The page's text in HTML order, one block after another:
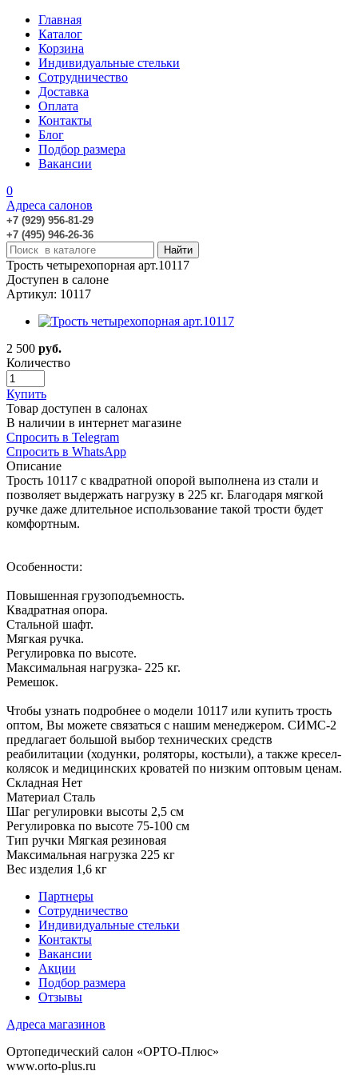
Главная
Каталог
Корзина
Индивидуальные стельки
Сотрудничество
Доставка
Оплата
Контакты
Блог
Подбор размера
Вакансии
0
Адреса салонов
+7 (929) 956-81-29
+7 (495) 946-26-36
Трость четырехопорная арт.10117
Доступен в салоне
Артикул: 10117
2 500 руб.
Количество
Купить
Товар доступен в салонах
В наличии в интернет магазине
Спросить в Telegram
Спросить в WhatsApp
Описание
Трость 10117 с квадратной опорой выполнена из стали и
позволяет выдержать нагрузку в 225 кг. Благодаря мягкой
ручке даже длительное использование такой трости будет
комфортным.
Особенности:
Повышенная грузоподъемность.
Квадратная опора.
Стальной шафт.
Мягкая ручка.
Регулировка по высоте.
Максимальная нагрузка- 225 кг.
Ремешок.
Чтобы узнать подробнее о модели 10117 или купить трость
оптом, Вы можете связаться с нашим менеджером. СИМС-2
предлагает большой выбор технических средств
реабилитации (ходунки, роляторы, костыли), а также кресел-
колясок и медицинских кроватей по низким оптовым ценам.
Складная Нет
Материал Сталь
Шаг регулировки высоты 2,5 см
Регулировка по высоте 75-100 см
Тип ручки Мягкая резиновая
Максимальная нагрузка 225 кг
Вес изделия 1,6 кг
Партнеры
Сотрудничество
Индивидуальные стельки
Контакты
Вакансии
Акции
Подбор размера
Отзывы
Адреса магазинов
Ортопедический салон «ОРТО-Плюс»
www.orto-plus.ru